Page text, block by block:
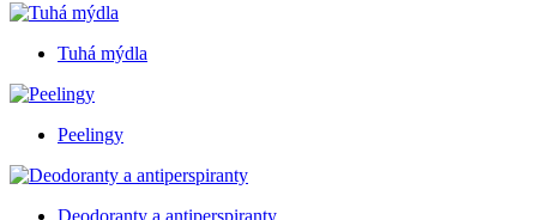
Tuhá mýdla
Peelingy